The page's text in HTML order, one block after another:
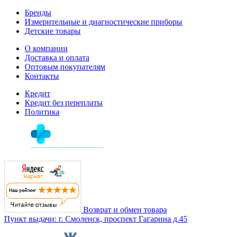
Бренды
Измерительные и диагностические приборы
Детские товары
О компании
Доставка и оплата
Оптовым покупателям
Контакты
Кредит
Кредит без переплаты
Политика
Возврат и обмен товара
Пункт выдачи: г. Смоленск, проспект Гагарина д.45